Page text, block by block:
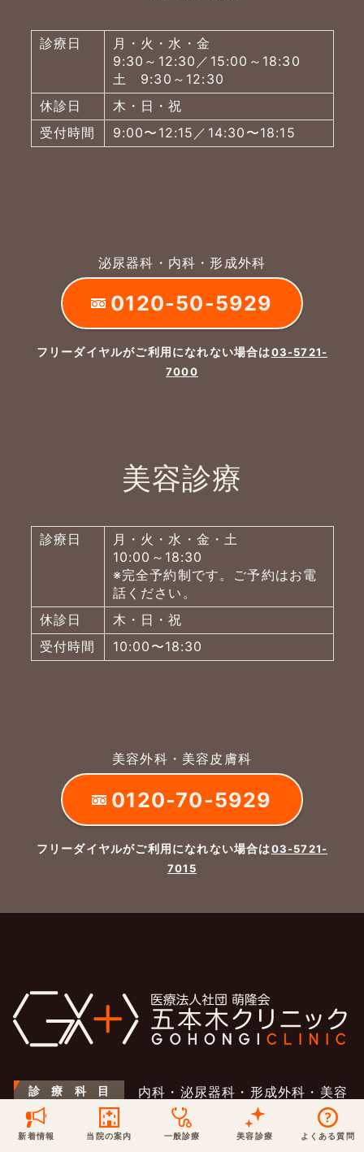
新着情報
新着情報
当院からのお知らせ
取材協力
当院の案内
五本木クリニックについて
はじめての方へ
当院のポリシー
一般診療
保険での診療
形成外科
美容診療 よくある質問
よくあるご質問
一般診療 美容診療
0120-50-5929
木・日・祝は休診
0120-70-5929
日・祝はお休みです
診療日
月・火・水・金
9:30～12:30／15:00～18:30
土 9:30～12:30
休診日
木・日・祝
受付時間
9:00〜12:15／14:30〜18:15
泌尿器科・内科・形成外科
0120-50-5929
フリーダイヤルがご利用になれない場合は03-5721-
7000
美容診療
診療日
月・火・水・金・土
10:00～18:30
※完全予約制です。ご予約はお電
話ください。
休診日
木・日・祝
受付時間
10:00〜18:30
美容外科・美容皮膚科
0120-70-5929
フリーダイヤルがご利用になれない場合は03-5721-
7015
診 療 科 目
内科・泌尿器科・形成外科・美容
外科・美容皮膚科